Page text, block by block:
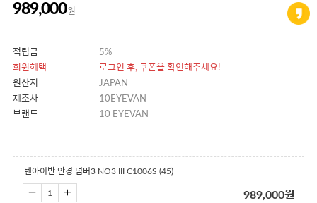
989,000원
적립금
5%
회원혜택
로그인 후, 쿠폰을 확인해주세요!
원산지
JAPAN
제조사
10EYEVAN
브랜드
10 EYEVAN
텐아이반 안경 넘버3 NO3 III C1006S (45)
989,000원